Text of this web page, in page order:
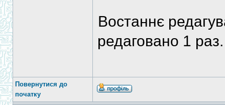
Востаннє
редаговано 1 раз.
Повернутися до
початку